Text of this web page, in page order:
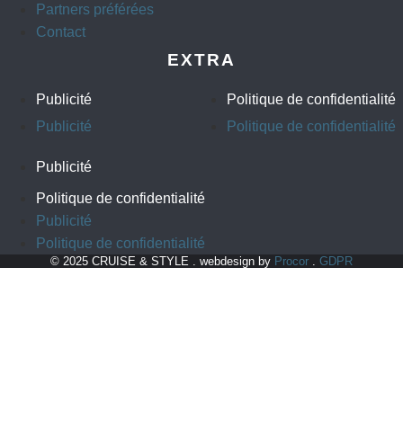
Partners préférées
Contact
EXTRA
Publicité
Politique de confidentialité
Publicité
Politique de confidentialité
Publicité
Politique de confidentialité
Publicité
Politique de confidentialité
© 2025 CRUISE & STYLE . webdesign by Procor . GDPR